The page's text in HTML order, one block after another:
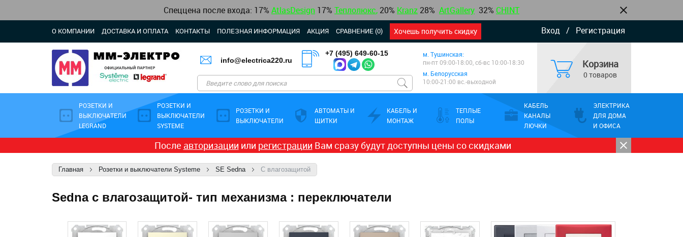
Спеццена после входа: 17% AtlasDesign 17% Теплолюкс, 20% Kranz 28% ArtGallery 32% CHINT
Вход / Регистрация
О КОМПАНИИ ДОСТАВКА И ОПЛАТА КОНТАКТЫ ПОЛЕЗНАЯ ИНФОРМАЦИЯ АКЦИЯ СРАВНЕНИЕ (0) Хочешь получить скидку
info@electrica220.ru
+7 (495) 649-60-15
м. Тушинская:
пн-пт 09:00-18:00, сб-вс 10:00-18:30
м. Белорусская
10:00-21:00 вс.-выходной
Корзина
0 товаров
РОЗЕТКИ И
ВЫКЛЮЧАТЕЛИ
LEGRAND
РОЗЕТКИ И
ВЫКЛЮЧАТЕЛИ
SYSTEME
РОЗЕТКИ И
ВЫКЛЮЧАТЕЛИ
АВТОМАТЫ И
ЩИТКИ
КАБЕЛЬ И
МОНТАЖ
ТЕПЛЫЕ
ПОЛЫ
КАБЕЛЬ
КАНАЛЫ
ЛЮЧКИ
ЭЛЕКТРИКА
ДЛЯ ДОМА
И ОФИСА
После авторизации или регистрации Вам сразу будут доступны цены со скидками
Главная Розетки и выключатели Systeme SE Sedna С влагозащитой
Sedna c влагозащитой- тип механизма : переключатели